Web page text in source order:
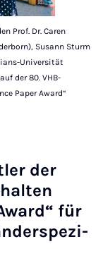
Prof. Dr. Caren
Susann Sturm
Universität
der 80. VHB-
Paper Award“
der
für